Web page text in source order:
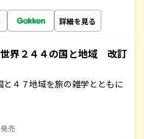
詳細を見る
界２４４の国と地域 改訂
と４７地域を旅の雑学とともに
売